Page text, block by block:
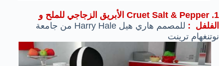
1.
Cruet Salt & Pepper الأبريق الزجاجي للملح و
الفلفل : للمصمم هاري هيل Harry Hale من جامعة
نوتنغهام ترينت